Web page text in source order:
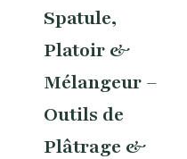
Spatule,
Platoir &
Mélangeur –
Outils de
Plâtrage &